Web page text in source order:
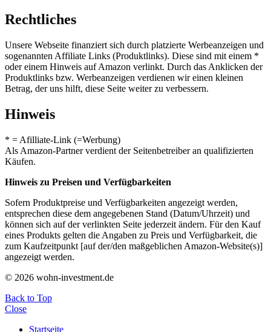
Rechtliches
Unsere Webseite finanziert sich durch platzierte Werbeanzeigen und
sogenannten Affiliate Links (Produktlinks). Diese sind mit einem *
oder einem Hinweis auf Amazon verlinkt. Durch das Anklicken der
Produktlinks bzw. Werbeanzeigen verdienen wir einen kleinen
Betrag, der uns hilft, diese Seite weiter zu verbessern.
Hinweis
* = Afilliate-Link (=Werbung)
Als Amazon-Partner verdient der Seitenbetreiber an qualifizierten
Käufen.
Hinweis zu Preisen und Verfügbarkeiten
Sofern Produktpreise und Verfügbarkeiten angezeigt werden,
entsprechen diese dem angegebenen Stand (Datum/Uhrzeit) und
können sich auf der verlinkten Seite jederzeit ändern. Für den Kauf
eines Produkts gelten die Angaben zu Preis und Verfügbarkeit, die
zum Kaufzeitpunkt [auf der/den maßgeblichen Amazon-Website(s)]
angezeigt werden.
© 2026 wohn-investment.de
Back to Top
Close
Startseite